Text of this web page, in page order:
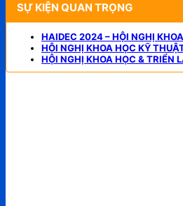
SỰ KIỆN QUAN TRỌNG
HAIDEC 2024 – HỘI NGHỊ
HỘI NGHỊ KHOA HỌC KỸ
HỘI NGHỊ KHOA HỌC & TRIỂN